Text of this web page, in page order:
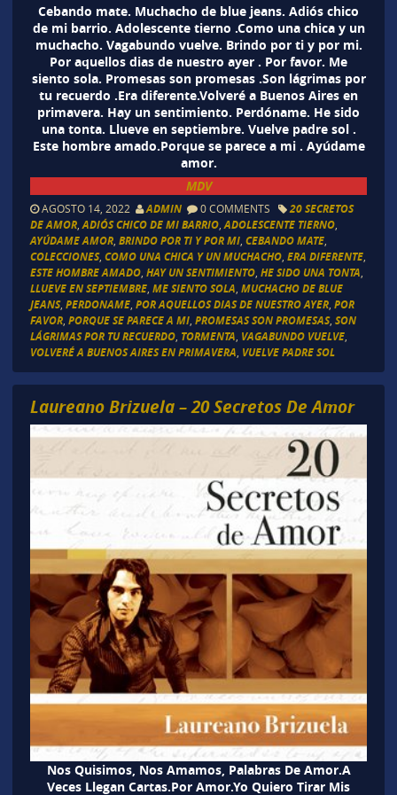
Cebando mate. Muchacho de blue jeans. Adiós chico
de mi barrio. Adolescente tierno .Como una chica y un
muchacho. Vagabundo vuelve. Brindo por ti y por mi.
Por aquellos dias de nuestro ayer . Por favor. Me
siento sola. Promesas son promesas .Son lágrimas por
tu recuerdo .Era diferente.Volveré a Buenos Aires en
primavera. Hay un sentimiento. Perdóname. He sido
una tonta. Llueve en septiembre. Vuelve padre sol .
Este hombre amado.Porque se parece a mi . Ayúdame
amor.
MDV
AGOSTO 14, 2022 ADMIN 0 COMMENTS
20 SECRETOS
DE AMOR,ADIÓS CHICO DE MI BARRIO,ADOLESCENTE TIERNO,
AYÚDAME AMOR, BRINDO POR TI Y POR MI, CEBANDO MATE,
COLECCIONES, COMO UNA CHICA Y UN MUCHACHO, ERA DIFERENTE,
ESTE HOMBRE AMADO, HAY UN SENTIMIENTO, HE SIDO UNA TONTA,
LLUEVE EN SEPTIEMBRE, ME SIENTO SOLA, MUCHACHO DE BLUE
JEANS, PERDONAME, POR AQUELLOS DIAS DE NUESTRO AYER, POR
FAVOR, PORQUE SE PARECE A MI, PROMESAS SON PROMESAS, SON
LÁGRIMAS POR TU RECUERDO, TORMENTA, VAGABUNDO VUELVE,
VOLVERÉ A BUENOS AIRES EN PRIMAVERA, VUELVE PADRE SOL
Laureano Brizuela – 20 Secretos De Amor
Nos Quisimos, Nos Amamos, Palabras De Amor.A
Veces Llegan Cartas.Por Amor.Yo Quiero Tirar Mis